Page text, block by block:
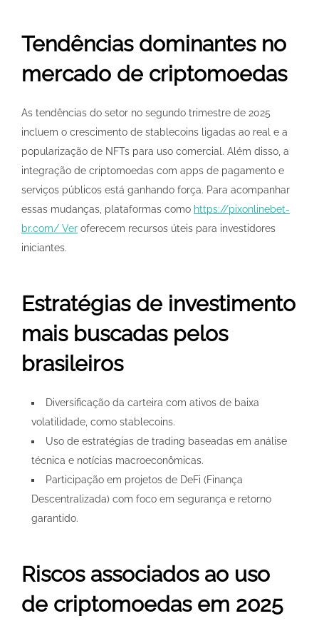
Tendências dominantes no
mercado de criptomoedas
As tendências do setor no segundo trimestre de 2025
incluem o crescimento de stablecoins ligadas ao real e a
popularização de NFTs para uso comercial. Além disso, a
integração de criptomoedas com apps de pagamento e
serviços públicos está ganhando força. Para acompanhar
essas mudanças, plataformas como https://pixonlinebet-
br.com/ Ver oferecem recursos úteis para investidores
iniciantes.
Estratégias de investimento
mais buscadas pelos
brasileiros
Diversificação da carteira com ativos de baixa
volatilidade, como stablecoins.
Uso de estratégias de trading baseadas em análise
técnica e notícias macroeconômicas.
Participação em projetos de DeFi (Finança
Descentralizada) com foco em segurança e retorno
garantido.
Riscos associados ao uso
de criptomoedas em 2025